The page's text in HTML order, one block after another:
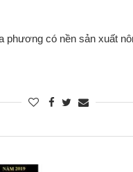
phương có nền sản xuất